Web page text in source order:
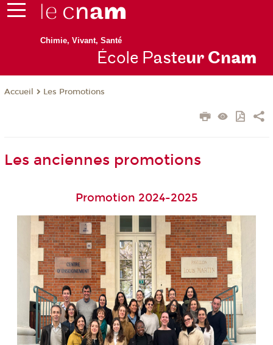
Chimie, Vivant, Santé
École Pasteur Cnam
Accueil Les Promotions
Les anciennes promotions
Promotion 2024-2025